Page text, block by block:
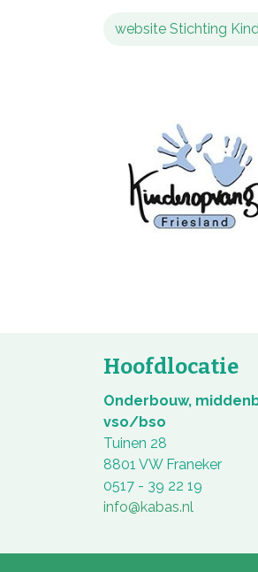
website Stichting
Hoofdlocatie
Onderbouw,
vso/bso
Tuinen 28
8801 VW Franeker
0517 - 39 22 19
info@kabas.nl